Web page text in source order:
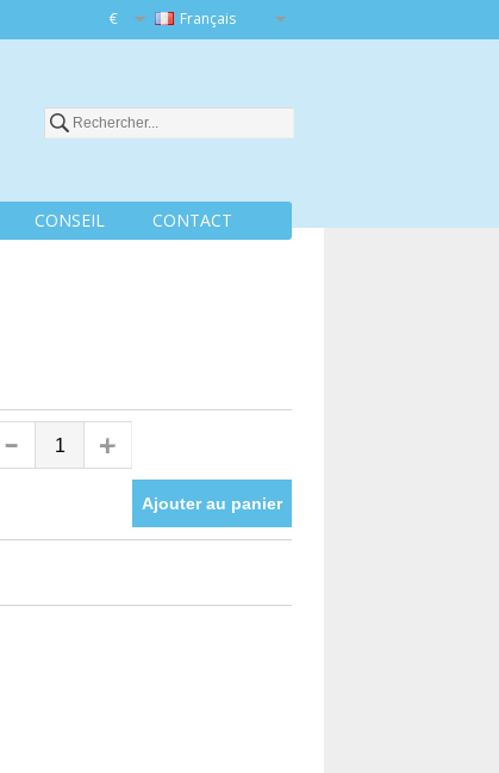
Français
€
CONSEIL CONTACT
Ajouter au panier